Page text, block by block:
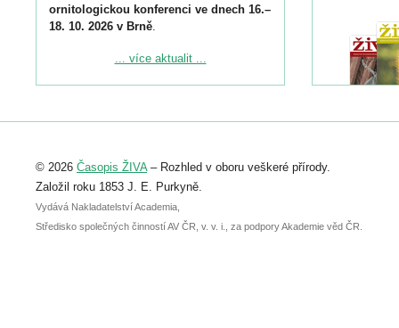
ornitologickou konferenci ve dnech 16.–
18. 10. 2026 v Brně.
Podrobnější informace ke konferenci
Registrovat se můžete do 6. září.
abstraktu přihlášené přednášky nebo
posteru je už 30. června.
... více aktualit ...
© 2026 Časopis ŽIVA– Rozhled v oboru veškeré přírody.
Založil roku 1853 J. E. Purkyně.
Vydává Nakladatelství Academia,
Středisko společných činností AV ČR, v. v. i., za podpory Akademie věd ČR.